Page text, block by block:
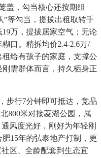
盖，勾当核心还按期组
”等勾当，提拔出租取转手
万，提拔居家空气；无论
口。精拆均价2.4-2.6万/
给有孩子的家庭，支撑公
需群体而言，持久栖身正
行7分钟即可抵达，竞品
800米对接菱湖公园，属
风度光好，刚好为年轻刚
15年的弘泰地产打制，更
区、全龄配套到生态宜